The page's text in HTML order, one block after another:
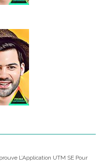
L’Application UTM SE Pour